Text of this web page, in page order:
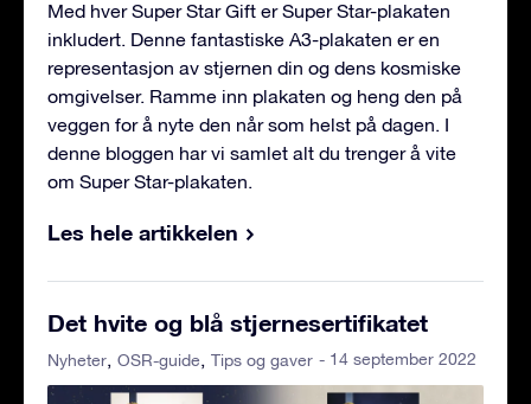
Med hver Super Star Gift er Super Star-plakaten
inkludert. Denne fantastiske A3-plakaten er en
representasjon av stjernen din og dens kosmiske
omgivelser. Ramme inn plakaten og heng den på
veggen for å nyte den når som helst på dagen. I
denne bloggen har vi samlet alt du trenger å vite
om Super Star-plakaten.
Les hele artikkelen
Det hvite og blå stjernesertifikatet
Nyheter OSR-guide Tips og gaver - 14 september 2022